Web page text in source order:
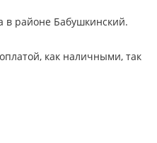
в районе Бабушкинский.
как наличными, так